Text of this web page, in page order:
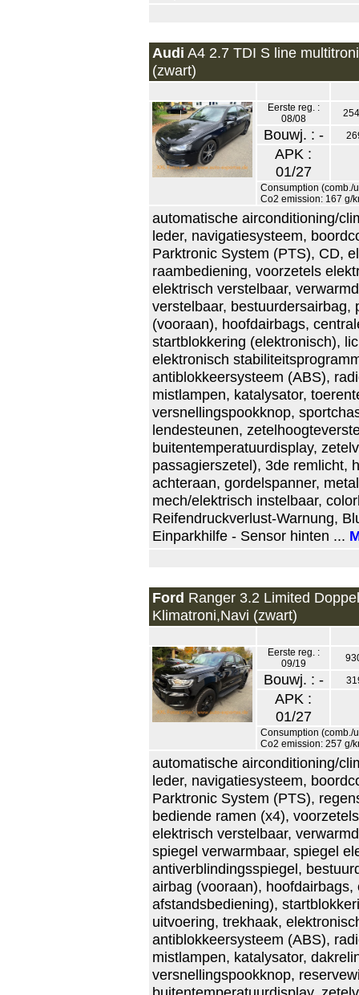
Audi A4 2.7 TDI S line
(zwart)
Eerste reg. :
08/08
Bouwj. : -
APK :
01/27
Consumption (comb./
Co2 emission: 167 g/
automatische airconditioning/
leder, navigatiesysteem,
Parktronic System (PTS), CD,
raambediening, voorzetels
elektrisch verstelbaar,
verstelbaar, bestuurdersairbag,
(vooraan), hoofdairbags,
startblokkering (elektronisch),
elektronisch
antiblokkeersysteem (ABS),
mistlampen, katalysator,
versnellingspookknop,
lendesteunen,
buitentemperatuurdisplay,
passagierszetel), 3de remlicht,
achteraan, gordelspanner,
mech/elektrisch instelbaar,
Reifendruckverlust-Warnung,
Einparkhilfe - Sensor hinten ...
Ford Ranger 3.2 Limited
Klimatroni,Navi (zwart)
Eerste reg. :
09/19
Bouwj. : -
APK :
01/27
Consumption (comb./
Co2 emission: 257 g/
automatische airconditioning/
leder, navigatiesysteem,
Parktronic System (PTS),
bediende ramen (x4),
elektrisch verstelbaar,
spiegel verwarmbaar, spiegel
antiverblindingsspiegel,
airbag (vooraan),
afstandsbediening),
uitvoering, trekhaak,
antiblokkeersysteem (ABS),
mistlampen, katalysator,
versnellingspookknop,